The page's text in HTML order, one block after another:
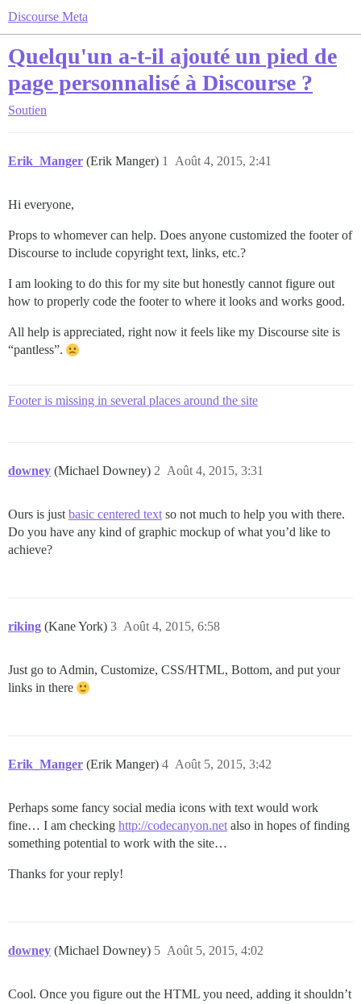
Discourse Meta
Quelqu'un a-t-il ajouté un pied de
page personnalisé à Discourse ?
Soutien
Erik_Manger (Erik Manger) Août 4, 2015, 2:41
1
Hi everyone,
Props to whomever can help. Does anyone customized the footer of
Discourse to include copyright text, links, etc.?
I am looking to do this for my site but honestly cannot figure out
how to properly code the footer to where it looks and works good.
All help is appreciated, right now it feels like my Discourse site is
“pantless”.
Footer is missing in several places around the site
downey (Michael Downey) Août 4, 2015, 3:31
2
Ours is just basic centered text so not much to help you with there.
Do you have any kind of graphic mockup of what you’d like to
achieve?
riking (Kane York) Août 4, 2015, 6:58
3
Just go to Admin, Customize, CSS/HTML, Bottom, and put your
links in there
Erik_Manger (Erik Manger) Août 5, 2015, 3:42
4
Perhaps some fancy social media icons with text would work
fine… I am checking http://codecanyon.net also in hopes of finding
something potential to work with the site…
Thanks for your reply!
downey (Michael Downey) Août 5, 2015, 4:02
5
Cool. Once you figure out the HTML you need, adding it shouldn’t